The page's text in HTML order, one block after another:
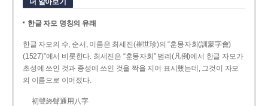
더 알아보기
한글 자모 명칭의 유래
한글 자모의 수, 순서, 이름은 최세진(崔世珍)의 “훈몽자회(訓蒙字會)
(1527)”에서 비롯한다. 최세진은 “훈몽자회” 범례(凡例)에서 한글 자모가
초성에 쓰인 것과 종성에 쓰인 것을 짝을 지어 표시했는데, 그것이 자모
의 이름으로 이어졌다.
初聲終聲通用八字